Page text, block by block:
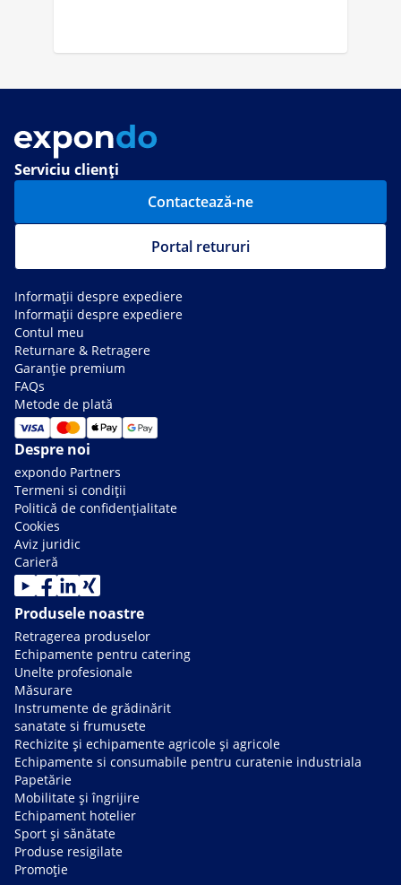
Serviciu clienți
Contactează-ne
Portal retururi
Informații despre expediere
Informații despre expediere
Contul meu
Returnare & Retragere
Garanție premium
FAQs
Metode de plată
Despre noi
expondo Partners
Termeni si condiții
Politică de confidențialitate
Cookies
Aviz juridic
Carieră
Produsele noastre
Retragerea produselor
Echipamente pentru catering
Unelte profesionale
Măsurare
Instrumente de grădinărit
sanatate si frumusete
Rechizite și echipamente agricole și agricole
Echipamente si consumabile pentru curatenie industriala
Papetărie
Mobilitate și îngrijire
Echipament hotelier
Sport și sănătate
Produse resigilate
Promoție